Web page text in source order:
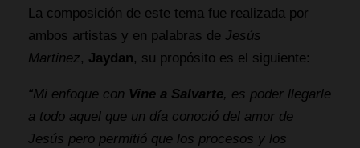
La composición de este tema fue realizada por
ambos artistas y en palabras de Jesús
Martinez, Jaydan, su propósito es el siguiente:
“Mi enfoque con Vine a Salvarte, es poder llegarle
a todo aquel que un día conoció del amor de
Jesús pero permitió que los procesos y los